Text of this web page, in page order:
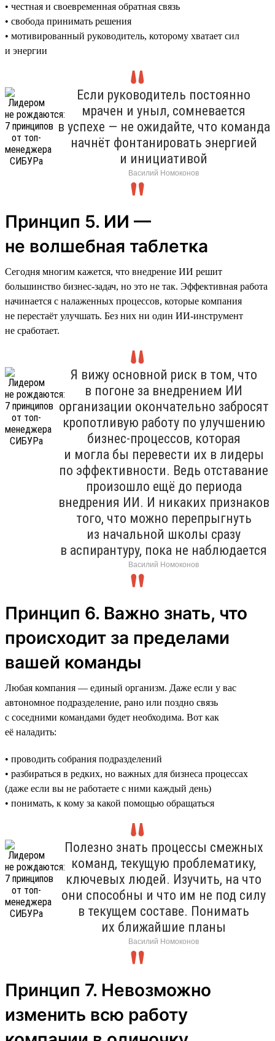
• честная и своевременная обратная связь
• свобода принимать решения
• мотивированный руководитель, которому хватает сил
и энергии
Если руководитель постоянно
мрачен и уныл, сомневается
в успехе — не ожидайте, что команда
начнёт фонтанировать энергией
и инициативой
Василий Номоконов
Принцип 5. ИИ —
не волшебная таблетка
Сегодня многим кажется, что внедрение ИИ решит
большинство бизнес-задач, но это не так. Эффективная работа
начинается с налаженных процессов, которые компания
не перестаёт улучшать. Без них ни один ИИ-инструмент
не сработает.
Я вижу основной риск в том, что
в погоне за внедрением ИИ
организации окончательно забросят
кропотливую работу по улучшению
бизнес-процессов, которая
и могла бы перевести их в лидеры
по эффективности. Ведь отставание
произошло ещё до периода
внедрения ИИ. И никаких признаков
того, что можно перепрыгнуть
из начальной школы сразу
в аспирантуру, пока не наблюдается
Василий Номоконов
Принцип 6. Важно знать, что
происходит за пределами
вашей команды
Любая компания — единый организм. Даже если у вас
автономное подразделение, рано или поздно связь
с соседними командами будет необходима. Вот как
её наладить:
• проводить собрания подразделений
• разбираться в редких, но важных для бизнеса процессах
(даже если вы не работаете с ними каждый день)
• понимать, к кому за какой помощью обращаться
Полезно знать процессы смежных
команд, текущую проблематику,
ключевых людей. Изучить, на что
они способны и что им не под силу
в текущем составе. Понимать
их ближайшие планы
Василий Номоконов
Принцип 7. Невозможно
изменить всю работу